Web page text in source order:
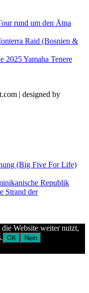
rund um den Ätna
Raid (Bosnien &
2025 Yamaha Tenere
| designed by
(Big Five For Life)
Strand der
Website weiter nutzt,
OK
Nein